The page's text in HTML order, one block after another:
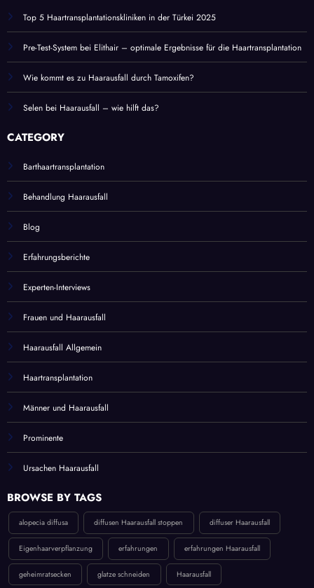
Top 5 Haartransplantationskliniken in der Türkei 2025
Pre-Test-System bei Elithair – optimale Ergebnisse für die Haartransplantation
Wie kommt es zu Haarausfall durch Tamoxifen?
Selen bei Haarausfall – wie hilft das?
CATEGORY
Barthaartransplantation
Behandlung Haarausfall
Blog
Erfahrungsberichte
Experten-Interviews
Frauen und Haarausfall
Haarausfall Allgemein
Haartransplantation
Männer und Haarausfall
Prominente
Ursachen Haarausfall
BROWSE BY TAGS
alopecia diffusa diffusen Haarausfall stoppen diffuser Haarausfall
Eigenhaarverpflanzung erfahrungen erfahrungen Haarausfall
geheimratsecken glatze schneiden Haarausfall